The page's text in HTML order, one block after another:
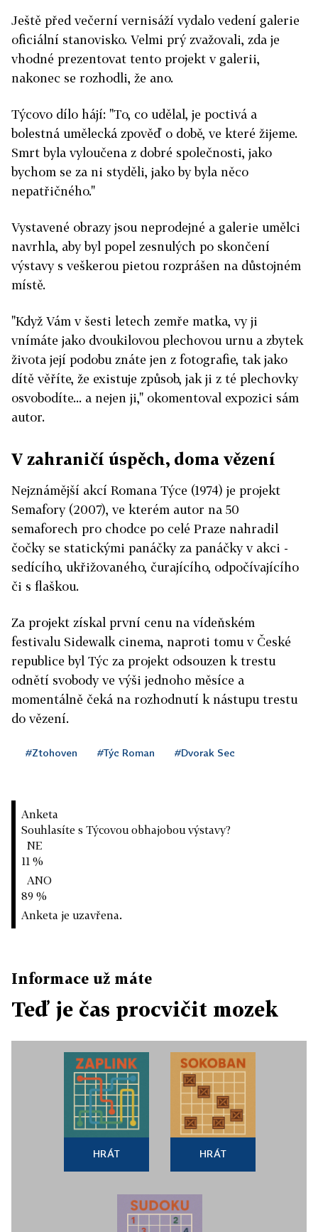
Ještě před večerní vernisáží vydalo vedení galerie
oficiální stanovisko. Velmi prý zvažovali, zda je
vhodné prezentovat tento projekt v galerii,
nakonec se rozhodli, že ano.
Týcovo dílo hájí: "To, co udělal, je poctivá a
bolestná umělecká zpověď o době, ve které žijeme.
Smrt byla vyloučena z dobré společnosti, jako
bychom se za ni styděli, jako by byla něco
nepatřičného."
Vystavené obrazy jsou neprodejné a galerie umělci
navrhla, aby byl popel zesnulých po skončení
výstavy s veškerou pietou rozprášen na důstojném
místě.
"Když Vám v šesti letech zemře matka, vy ji
vnímáte jako dvoukilovou plechovou urnu a zbytek
života její podobu znáte jen z fotografie, tak jako
dítě věříte, že existuje způsob, jak ji z té plechovky
osvobodíte... a nejen ji," okomentoval expozici sám
autor.
V zahraničí úspěch, doma vězení
Nejznámější akcí Romana Týce (1974) je projekt
Semafory (2007), ve kterém autor na 50
semaforech pro chodce po celé Praze nahradil
čočky se statickými panáčky za panáčky v akci -
sedícího, ukřižovaného, čurajícího, odpočívajícího
či s flaškou.
Za projekt získal první cenu na vídeňském
festivalu Sidewalk cinema, naproti tomu v České
republice byl Týc za projekt odsouzen k trestu
odnětí svobody ve výši jednoho měsíce a
momentálně čeká na rozhodnutí k nástupu trestu
do vězení.
#Ztohoven #Týc Roman #Dvorak Sec
Anketa
Souhlasíte s Týcovou obhajobou výstavy?
NE
11 %
ANO
89 %
Anketa je uzavřena.
Informace už máte
Teď je čas procvičit mozek
HRÁT HRÁT